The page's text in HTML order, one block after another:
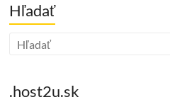
Hľadať
.host2u.sk